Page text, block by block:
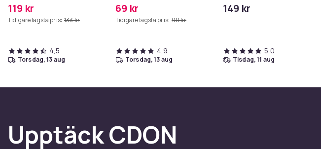
119 kr
Tidigare lägsta pris: 133 kr
4,5
torsdag, 13 aug
69 kr
Tidigare lägsta pris: 90 kr
4,9
torsdag, 13 aug
149 kr
5,0
tisdag, 11 aug
Upptäck CDON